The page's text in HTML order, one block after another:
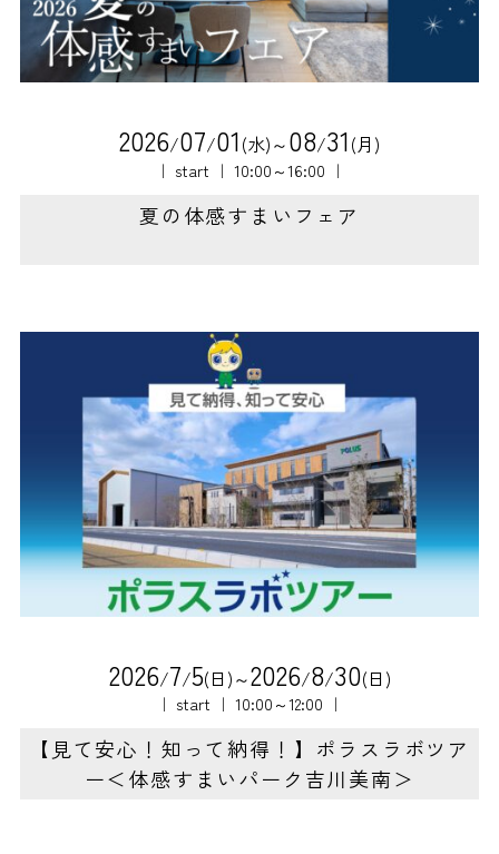
2026/07/01(水)～08/31(月)
｜ start ｜ 10:00～16:00 ｜
夏の体感すまいフェア
2026/7/5(日)～2026/8/30(日)
｜ start ｜ 10:00～12:00 ｜
【見て安心！知って納得！】ポラスラボツア
ー＜体感すまいパーク吉川美南＞